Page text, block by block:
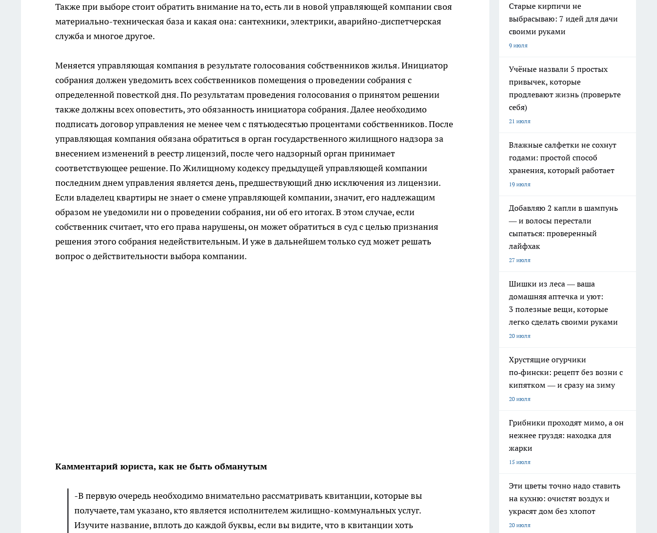
Также при выборе стоит обратить внимание на то, есть ли в новой управляющей компании своя
материально-техническая база и какая она: сантехники, электрики, аварийно-диспетчерская
служба и многое другое.
Меняется управляющая компания в результате голосования собственников жилья. Инициатор
собрания должен уведомить всех собственников помещения о проведении собрания с
определенной повесткой дня. По результатам проведения голосования о принятом решении
также должны всех оповестить, это обязанность инициатора собрания. Далее необходимо
подписать договор управления не менее чем с пятьюдесятью процентами собственников. После
управляющая компания обязана обратиться в орган государственного жилищного надзора за
внесением изменений в реестр лицензий, после чего надзорный орган принимает
соответствующее решение. По Жилищному кодексу предыдущей управляющей компании
последним днем управления является день, предшествующий дню исключения из лицензии.
Если владелец квартиры не знает о смене управляющей компании, значит, его надлежащим
образом не уведомили ни о проведении собрания, ни об его итогах. В этом случае, если
собственник считает, что его права нарушены, он может обратиться в суд с целью признания
решения этого собрания недействительным. И уже в дальнейшем только суд может решать
вопрос о действительности выбора компании.
Камментарий юриста, как не быть обманутым
-В первую очередь необходимо внимательно рассматривать квитанции, которые вы
получаете, там указано, кто является исполнителем жилищно-коммунальных услуг.
Изучите название, вплоть до каждой буквы, если вы видите, что в квитанции хоть
Старые кирпичи не
выбрасываю: 7 идей для дачи
своими руками
9 июля
Учёные назвали 5 простых
привычек, которые
продлевают жизнь (проверьте
себя)
21 июля
Влажные салфетки не сохнут
годами: простой способ
хранения, который работает
19 июля
Добавляю 2 капли в шампунь
— и волосы перестали
сыпаться: проверенный
лайфхак
27 июля
Шишки из леса — ваша
домашняя аптечка и уют:
3 полезные вещи, которые
легко сделать своими руками
20 июля
Хрустящие огурчики
по‑фински: рецепт без возни с
кипятком — и сразу на зиму
20 июля
Грибники проходят мимо, а он
нежнее груздя: находка для
жарки
15 июля
Эти цветы точно надо ставить
на кухню: очистят воздух и
украсят дом без хлопот
20 июля